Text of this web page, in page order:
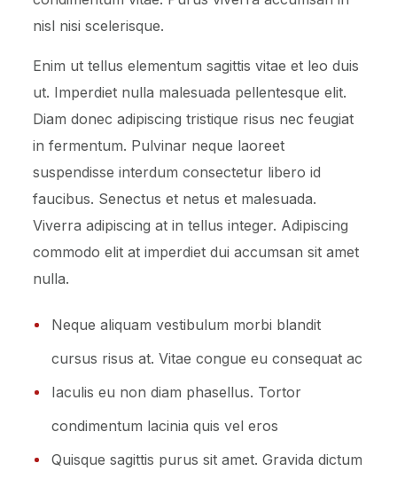
nisl nisi scelerisque.
Enim ut tellus elementum sagittis vitae et leo duis
ut. Imperdiet nulla malesuada pellentesque elit.
Diam donec adipiscing tristique risus nec feugiat
in fermentum. Pulvinar neque laoreet
suspendisse interdum consectetur libero id
faucibus. Senectus et netus et malesuada.
Viverra adipiscing at in tellus integer. Adipiscing
commodo elit at imperdiet dui accumsan sit amet
nulla.
Neque aliquam vestibulum morbi blandit
cursus risus at. Vitae congue eu consequat ac
Iaculis eu non diam phasellus. Tortor
condimentum lacinia quis vel eros
Quisque sagittis purus sit amet. Gravida dictum